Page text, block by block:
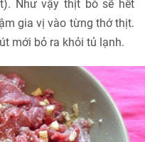
Như vậy thịt bò sẽ hết
gia vị vào từng thớ thịt.
mới bỏ ra khỏi tủ lạnh.